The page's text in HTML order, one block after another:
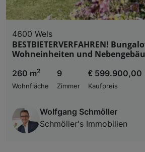
4600 Wels
BESTBIETERVERFAHREN!
Wohneinheiten und
260 m2
Wohnfläche
9
Zimmer
€ 599.900,00
Kaufpreis
Wolfgang Schmöller
Schmöller's Immobilien